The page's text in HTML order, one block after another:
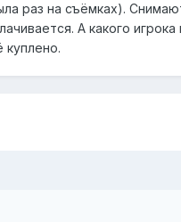
раз на съёмках).
А какого